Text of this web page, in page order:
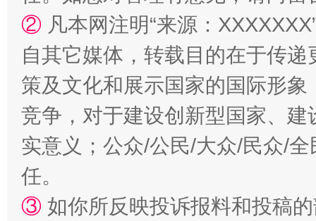
② 凡本网注明“来源：
自其它媒体，转载目的在于传
策及文化和展示国家的国际形
竞争，对于建设创新型国家、
实意义；公众/公民/大众/民众/
任。
③ 如你所反映投诉报料和投稿